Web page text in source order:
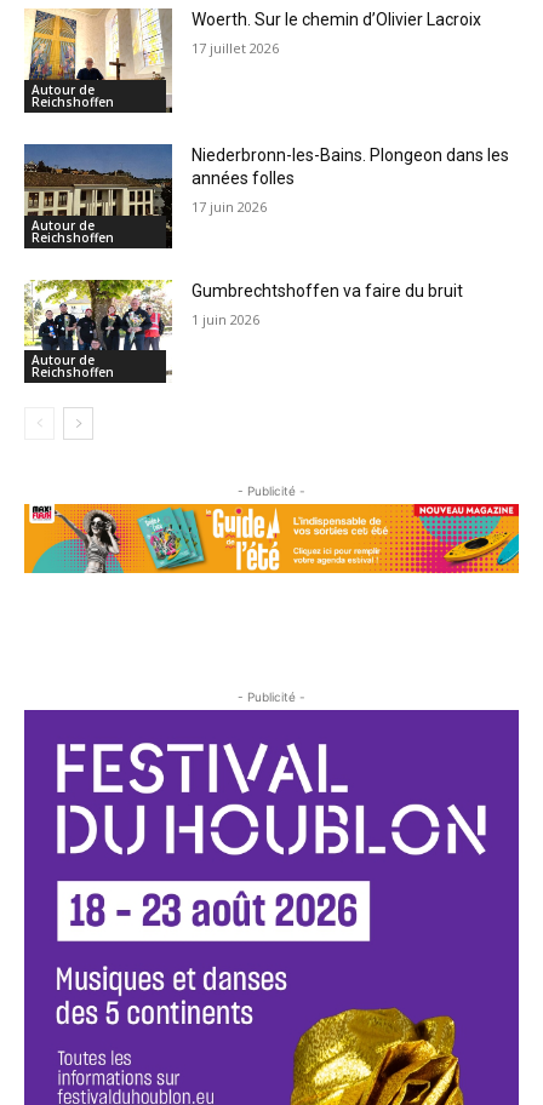
Autour de
Reichshoffen
Woerth. Sur le chemin d’Olivier Lacroix
17 juillet 2026
Autour de
Reichshoffen
Niederbronn-les-Bains. Plongeon dans les
années folles
17 juin 2026
Autour de
Reichshoffen
Gumbrechtshoffen va faire du bruit
1 juin 2026
- Publicité -
- Publicité -